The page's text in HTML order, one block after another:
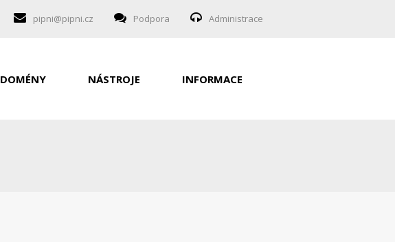
pipni@pipni.cz Podpora Administrace
DOMÉNY NÁSTROJE INFORMACE